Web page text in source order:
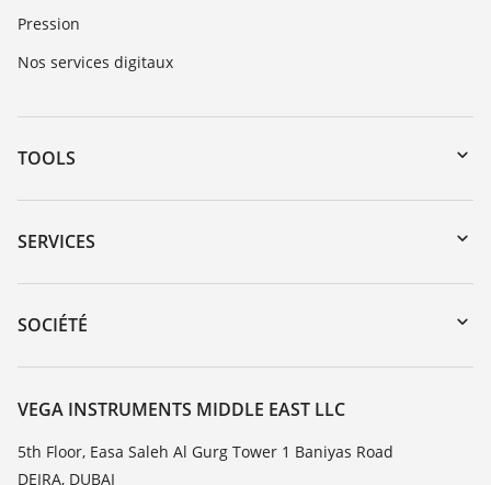
Pression
Nos services digitaux
TOOLS
Téléchargements
Recherche par numéro de série
DTM Collection/PACTware
SERVICES
Retour d'appareil
Formations
TeamViewer
SOCIÉTÉ
À propos de VEGA
Contact
News
Presse
VEGA INSTRUMENTS MIDDLE EAST LLC
5th Floor, Easa Saleh Al Gurg Tower 1 Baniyas Road
DEIRA, DUBAI